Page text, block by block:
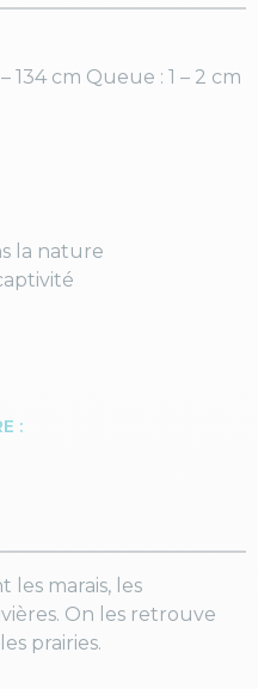
les marais, les
On les retrouve
prairies.
134 cm Queue : 1 – 2 cm
la nature
: